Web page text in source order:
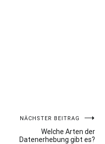
NÄCHSTER BEITRAG
Welche Arten der
Datenerhebung gibt es?